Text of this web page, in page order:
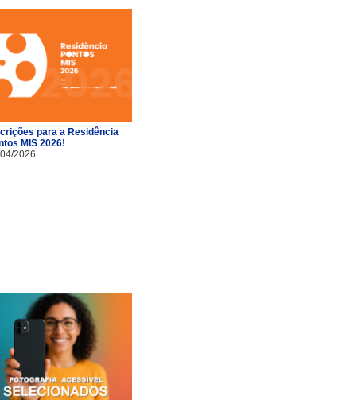
para a Residência
MIS 2026!
2026